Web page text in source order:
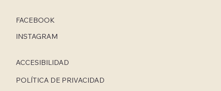
FACEBOOK
INSTAGRAM
ACCESIBILIDAD
POLÍTICA DE PRIVACIDAD